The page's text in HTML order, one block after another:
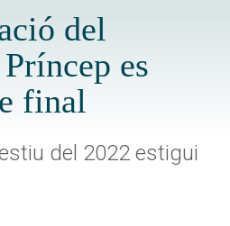
del
es
final
del 2022 estigui